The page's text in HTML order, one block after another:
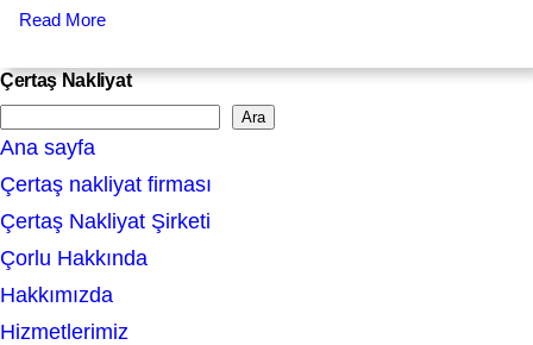
Read More
Çertaş Nakliyat
e
a
r
c
h
Ara
Ana sayfa
Çertaş nakliyat firması
Çertaş Nakliyat Şirketi
Çorlu Hakkında
Hakkımızda
Hizmetlerimiz